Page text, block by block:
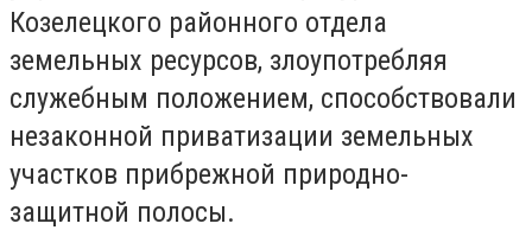
Козелецкого районного отдела
земельных ресурсов, злоупотребляя
служебным положением, способствовали
незаконной приватизации земельных
участков прибрежной природно-
защитной полосы.